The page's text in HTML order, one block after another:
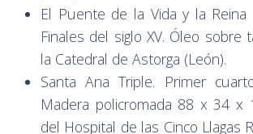
El Puente de la Vida y la Reina
Finales del siglo XV. Óleo sobre
la Catedral de Astorga (León).
Santa Ana Triple. Primer
Madera policromada 88 x 34 x
del Hospital de las Cinco Llagas